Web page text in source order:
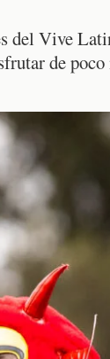
del Vive
de